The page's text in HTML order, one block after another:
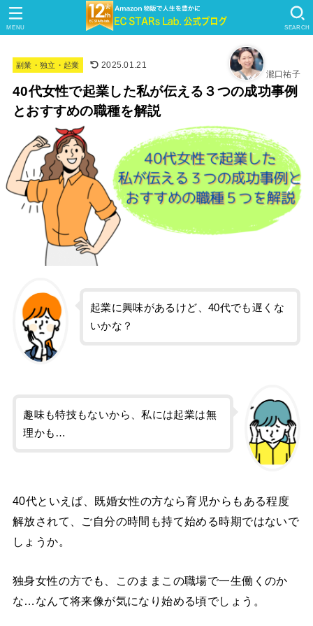
SEARCH
MENU
副業・独立・起業
2025.01.21
瀧口祐子
40代女性で起業した私が伝える３つの成功事例
とおすすめの職種を解説
起業に興味があるけど、40代でも遅くな
いかな？
趣味も特技もないから、私には起業は無
理かも…
40代といえば、既婚女性の方なら育児からもある程度
解放されて、ご自分の時間も持て始める時期ではないで
しょうか。
独身女性の方でも、このままこの職場で一生働くのか
な…なんて将来像が気になり始める頃でしょう。